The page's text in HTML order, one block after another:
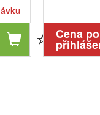
Cena po